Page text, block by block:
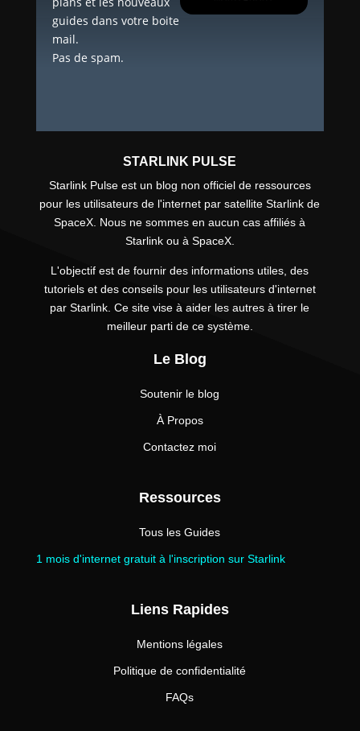
guides dans votre boite
mail.
Pas de spam.
STARLINK PULSE
Starlink Pulse est un blog non officiel de ressources
pour les utilisateurs de l'internet par satellite Starlink de
SpaceX. Nous ne sommes en aucun cas affiliés à
Starlink ou à SpaceX.
L'objectif est de fournir des informations utiles, des
tutoriels et des conseils pour les utilisateurs d'internet
par Starlink. Ce site vise à aider les autres à tirer le
meilleur parti de ce système.
Le Blog
Soutenir le blog
À Propos
Contactez moi
Ressources
Tous les Guides
1 mois d'internet gratuit à l'inscription sur Starlink
Liens Rapides
Mentions légales
Politique de confidentialité
FAQs